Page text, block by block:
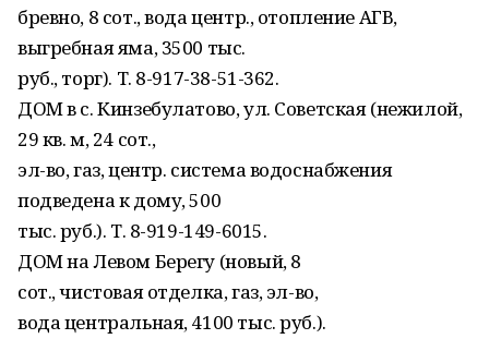
бревно, 8 сот., вода центр., отопление АГВ,
выгребная яма, 3500 тыс.
руб., торг). Т. 8-917-38-51-362.
ДОМ в с. Кинзебулатово, ул. Советская (нежилой,
29 кв. м, 24 сот.,
эл-во, газ, центр. система водоснабжения
подведена к дому, 500
тыс. руб.). Т. 8-919-149-6015.
ДОМ на Левом Берегу (новый, 8
сот., чистовая отделка, газ, эл-во,
вода центральная, 4100 тыс. руб.).